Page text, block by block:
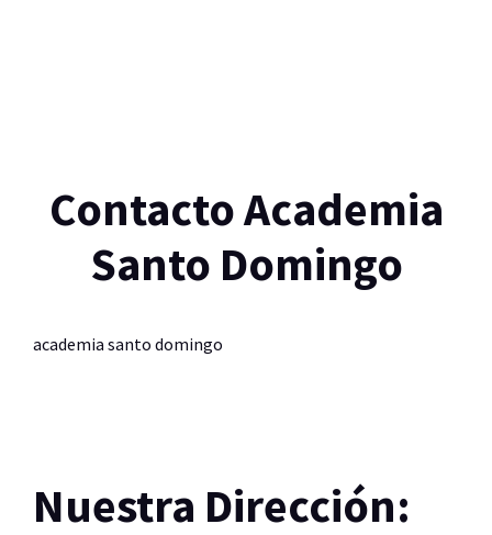
Contacto Academia
Santo Domingo
academia santo domingo
Nuestra Dirección: